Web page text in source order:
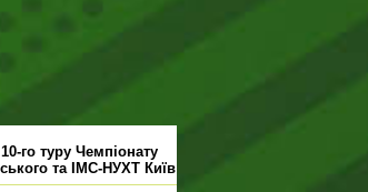
го туру Чемпіонату
та ІМС-НУХТ Київ